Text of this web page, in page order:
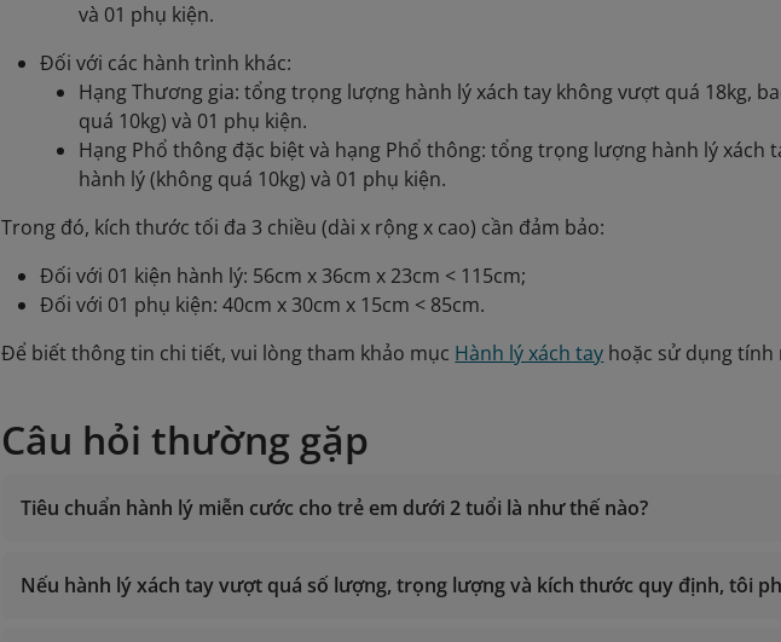
và 01 phụ kiện.
Đối với các hành trình khác:
Hạng Thương gia: tổng trọng lượng hành lý xách tay không vượt quá 18kg,
quá 10kg) và 01 phụ kiện.
Hạng Phổ thông đặc biệt và hạng Phổ thông: tổng trọng lượng hành lý xách
hành lý (không quá 10kg) và 01 phụ kiện.
Trong đó, kích thước tối đa 3 chiều (dài x rộng x cao) cần đảm bảo:
Đối với 01 kiện hành lý: 56cm x 36cm x 23cm < 115cm;
Đối với 01 phụ kiện: 40cm x 30cm x 15cm < 85cm.
Để biết thông tin chi tiết, vui lòng tham khảo mục Hành lý xách tay hoặc sử dụng
Câu hỏi thường gặp
Tiêu chuẩn hành lý miễn cước cho trẻ em dưới 2 tuổi là như thế nào?
Nếu hành lý xách tay vượt quá số lượng, trọng lượng và kích thước quy định, tôi